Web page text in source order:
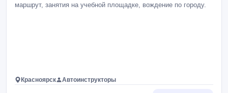
маршрут, занятия на учебной площадке, вождение по городу.
Красноярск Автоинструкторы